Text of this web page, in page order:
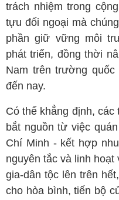
trách nhiệm trong
tựu đối ngoại mà
phần giữ vững môi
phát triển, đồng thời
Nam trên trường
đến nay.
Có thể khẳng định,
bắt nguồn từ việc
Chí Minh - kết hợp
nguyên tắc và linh
gia-dân tộc lên trên
cho hòa bình, tiến bộ